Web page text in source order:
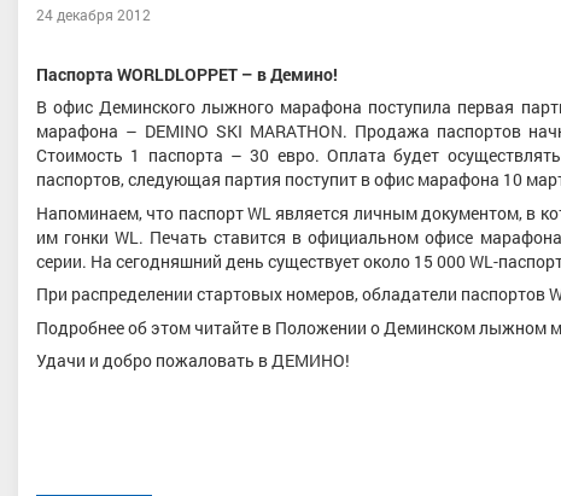
24 декабря 2012
Паспорта WORLDLOPPET – в Демино!
В офис Деминского лыжного марафона поступила первая
марафона – DEMINO SKI MARATHON. Продажа паспортов
Стоимость 1 паспорта – 30 евро. Оплата будет
паспортов, следующая партия поступит в офис марафона 10
Напоминаем, что паспорт WL является личным документом, в
им гонки WL. Печать ставится в официальном офисе
серии. На сегодняшний день существует около 15 000 WL-
При распределении стартовых номеров, обладатели
Подробнее об этом читайте в Положении о Деминском лыжном
Удачи и добро пожаловать в ДЕМИНО!